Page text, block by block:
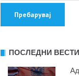
ПОСЛЕДНИ ВЕСТИ